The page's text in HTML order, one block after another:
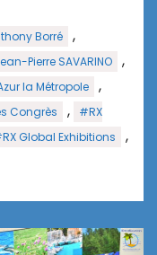
Borré ,
Pierre SAVARINO ,
la Métropole ,
Congrès ,
#RX
Global Exhibitions ,